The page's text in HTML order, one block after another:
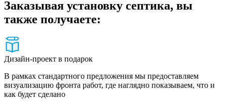
Заказывая установку септика, вы
также получаете:
Дизайн-проект в подарок
В рамках стандартного предложения мы предоставляем
визуализацию фронта работ, где наглядно показываем, что и
как будет сделано